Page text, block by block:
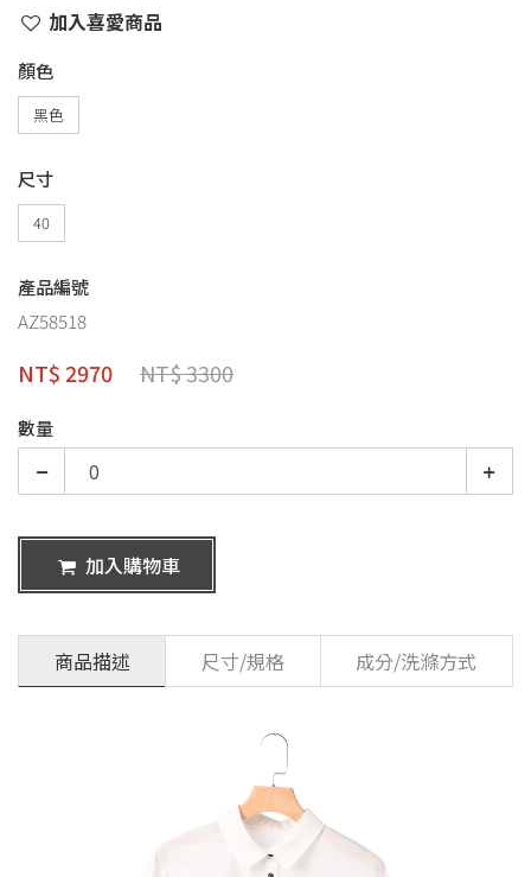
加入喜愛商品
顏色
黑色
尺寸
40
產品編號
AZ58518
NT$ 2970 NT$ 3300
數量
加入購物車
商品描述 尺寸/規格 成分/洗滌方式